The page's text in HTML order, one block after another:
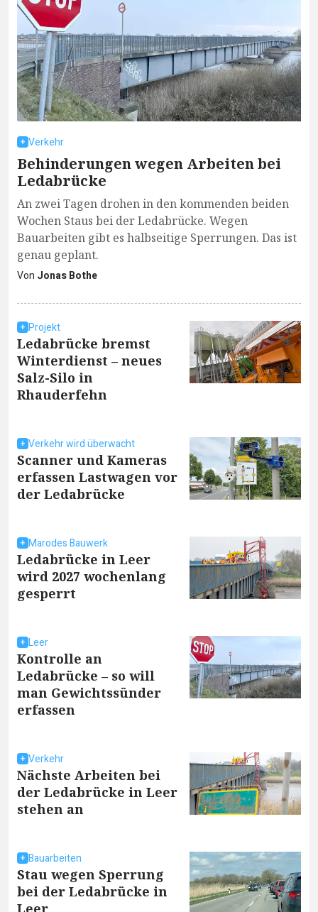
Verkehr
Behinderungen wegen Arbeiten bei
Ledabrücke
An zwei Tagen drohen in den kommenden beiden
Wochen Staus bei der Ledabrücke. Wegen
Bauarbeiten gibt es halbseitige Sperrungen. Das ist
genau geplant.
Von Jonas Bothe
Projekt
Ledabrücke bremst
Winterdienst – neues
Salz-Silo in
Rhauderfehn
Verkehr wird überwacht
Scanner und Kameras
erfassen Lastwagen vor
der Ledabrücke
Marodes Bauwerk
Ledabrücke in Leer
wird 2027 wochenlang
gesperrt
Leer
Kontrolle an
Ledabrücke – so will
man Gewichtssünder
erfassen
Verkehr
Nächste Arbeiten bei
der Ledabrücke in Leer
stehen an
Bauarbeiten
Stau wegen Sperrung
bei der Ledabrücke in
Leer